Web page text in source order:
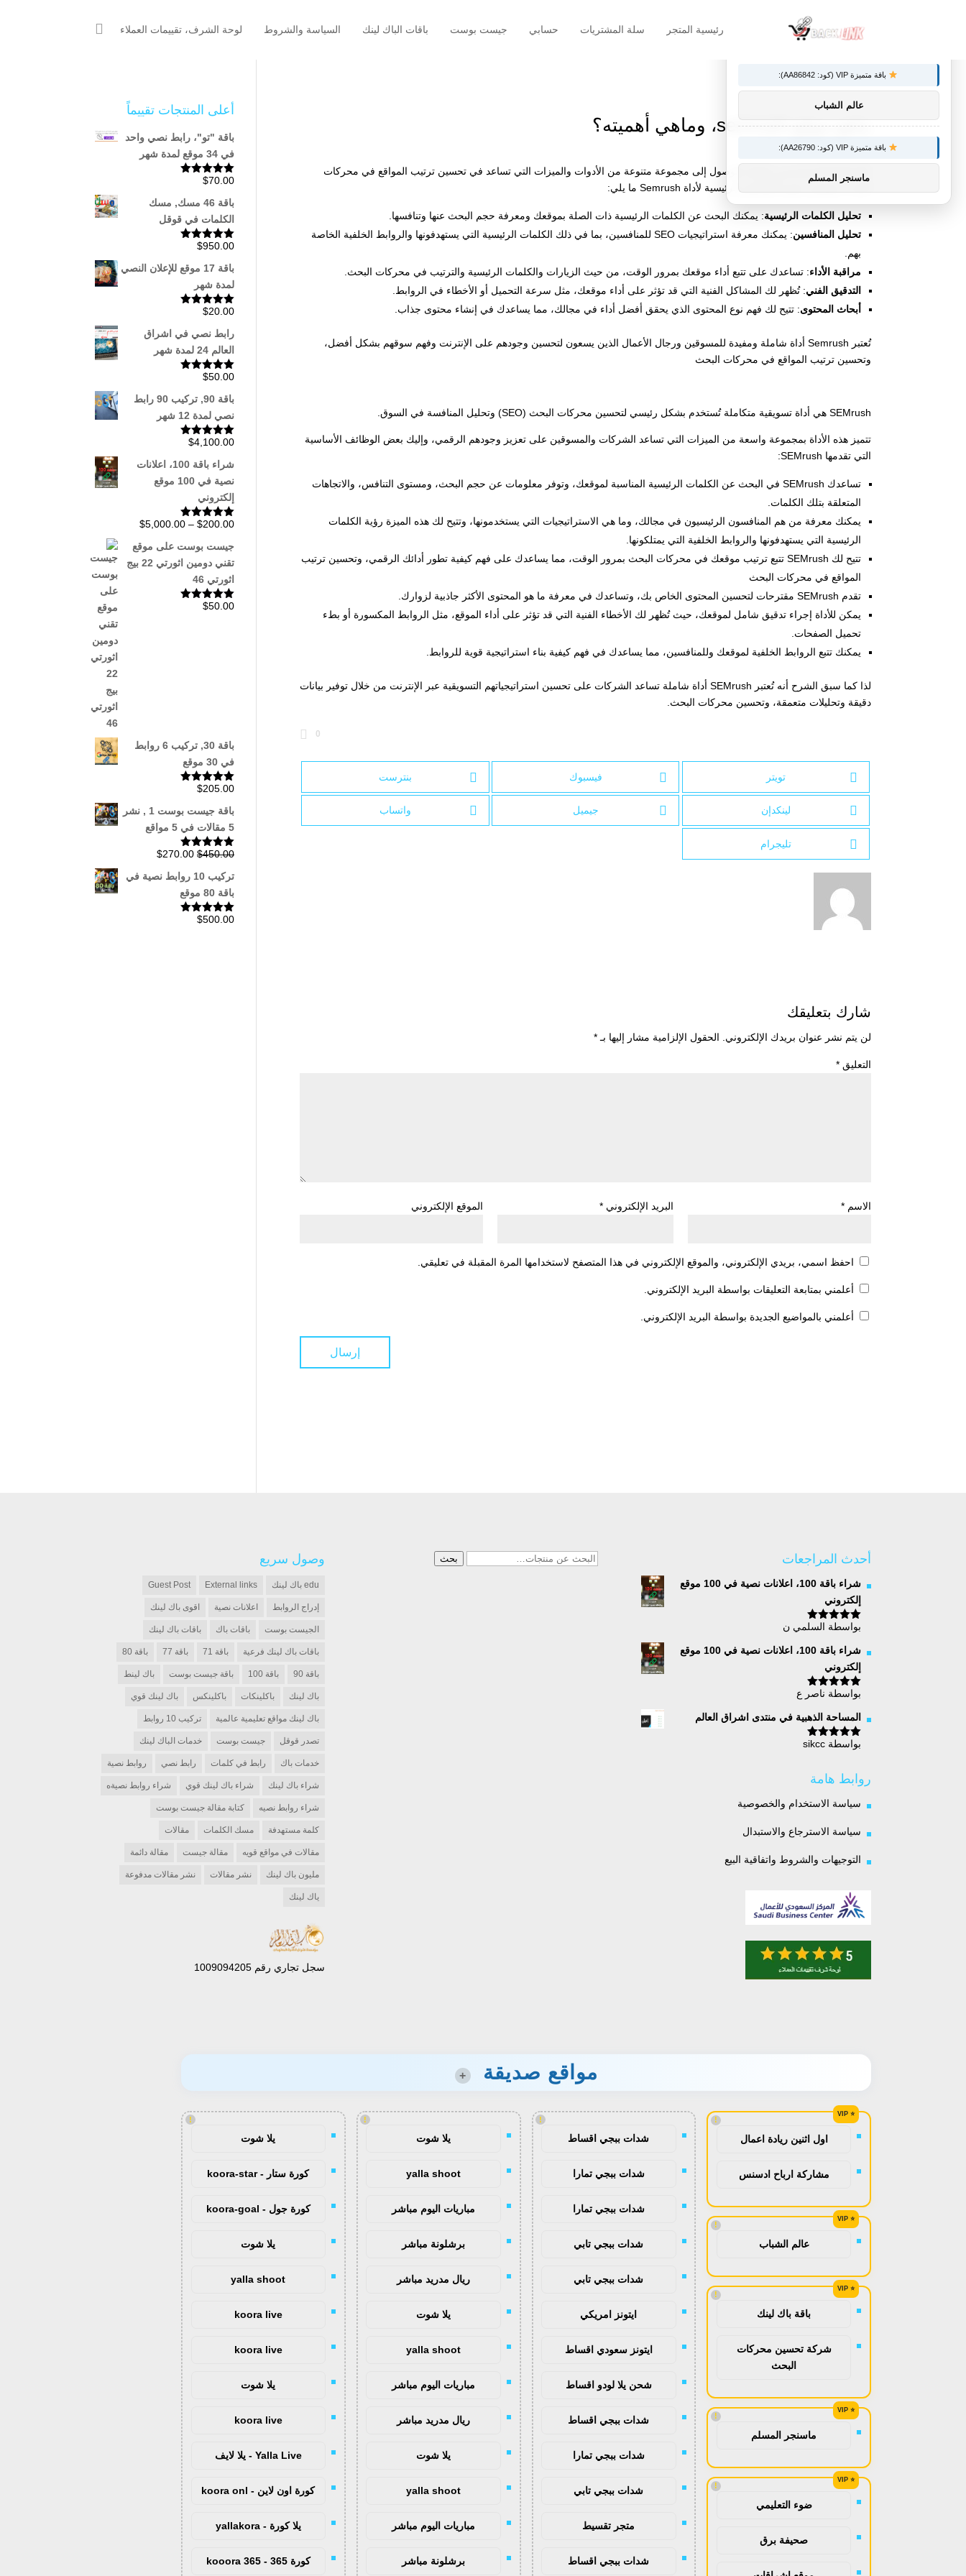
رئيسية المتجر سلة المشتريات حسابي جيست بوست باقات الباك لينك السياسة والشروط لوحة الشرف، تقييمات العملاء
ماهو موقع semrush، وماهي أهميته؟
Semrush للمستخدمين إمكانية الوصول إلى مجموعة متنوعة من الأدوات والميزات التي تساعد في تحسين ترتيب المواقع في محركات
البحث، وتتضمن بعض الخصائص الرئيسية لأداة Semrush ما يلي:
تحليل الكلمات الرئيسية: يمكنك البحث عن الكلمات الرئيسية ذات الصلة بموقعك ومعرفة حجم البحث عنها وتنافسها.
تحليل المنافسين
: يمكنك معرفة استراتيجيات SEO للمنافسين، بما في ذلك الكلمات الرئيسية التي يستهدفونها والروابط الخلفية الخاصة
بهم.
مراقبة الأداء: تساعدك على تتبع أداء موقعك بمرور الوقت، من حيث الزيارات والكلمات الرئيسية والترتيب في محركات البحث.
التدقيق الفني: تُظهر لك المشاكل الفنية التي قد تؤثر على أداء موقعك، مثل سرعة التحميل أو الأخطاء في الروابط.
أبحاث المحتوى: تتيح لك فهم نوع المحتوى الذي يحقق أفضل أداء في مجالك، مما يساعدك في إنشاء محتوى جذاب.
تُعتبر Semrush أداة شاملة ومفيدة للمسوقين ورجال الأعمال الذين يسعون لتحسين وجودهم على الإنترنت وفهم سوقهم بشكل أفضل،
وتحسين ترتيب المواقع في محركات البحث
SEMrush هي أداة تسويقية متكاملة تُستخدم بشكل رئيسي لتحسين محركات البحث (SEO) وتحليل المنافسة في السوق.
تتميز هذه الأداة بمجموعة واسعة من الميزات التي تساعد الشركات والمسوقين على تعزيز وجودهم الرقمي، وإليك بعض الوظائف الأساسية
التي تقدمها SEMrush:
تساعدك SEMrush في البحث عن الكلمات الرئيسية المناسبة لموقعك، وتوفر معلومات عن حجم البحث، ومستوى التنافس، والاتجاهات
المتعلقة بتلك الكلمات.
يمكنك معرفة من هم المنافسون الرئيسيون في مجالك، وما هي الاستراتيجيات التي يستخدمونها، وتتيح لك هذه الميزة رؤية الكلمات
الرئيسية التي يستهدفونها والروابط الخلفية التي يمتلكونها.
تتيح لك SEMrush تتبع ترتيب موقعك في محركات البحث بمرور الوقت، مما يساعدك على فهم كيفية تطور أدائك الرقمي، وتحسين ترتيب
المواقع في محركات البحث
تقدم SEMrush مقترحات لتحسين المحتوى الخاص بك، وتساعدك في معرفة ما هو المحتوى الأكثر جاذبية لزوارك.
يمكن للأداة إجراء تدقيق شامل لموقعك، حيث تُظهر لك الأخطاء الفنية التي قد تؤثر على أداء الموقع، مثل الروابط المكسورة أو بطء
تحميل الصفحات.
يمكنك تتبع الروابط الخلفية لموقعك وللمنافسين، مما يساعدك في فهم كيفية بناء استراتيجية قوية للروابط.
لذا كما سبق الشرح أنه تُعتبر SEMrush أداة شاملة تساعد الشركات على تحسين استراتيجياتهم التسويقية عبر الإنترنت من خلال توفير بيانات
دقيقة وتحليلات متعمقة، وتحسين محركات البحث.
0
تويتر فيسبوك بنترست
لينكدإن جيميل واتساب
تليجرام
شارك بتعليقك
لن يتم نشر عنوان بريدك الإلكتروني. الحقول الإلزامية مشار إليها بـ *
التعليق *
الاسم * البريد الإلكتروني * الموقع الإلكتروني
احفظ اسمي، بريدي الإلكتروني، والموقع الإلكتروني في هذا المتصفح لاستخدامها المرة المقبلة في تعليقي.
أعلمني بمتابعة التعليقات بواسطة البريد الإلكتروني.
أعلمني بالمواضيع الجديدة بواسطة البريد الإلكتروني.
أعلى المنتجات تقييماً
باقة "تو"، رابط نصي واحد
في 34 موقع لمدة شهر
تم التقييم
$70.00
باقة 46 مسك, مسك
الكلمات في قوقل
تم التقييم
$950.00
باقة 17 موقع للإعلان النصي
لمدة شهر
تم التقييم
$20.00
رابط نصي في اشراق
العالم 24 لمدة شهر
تم التقييم
$50.00
باقة 90, تركيب 90 رابط
نصي لمدة 12 شهر
تم التقييم$4,100.00
شراء باقة 100، اعلانات
نصية في 100 موقع
إلكتروني
تم التقييم
$200.00
–
$5,000.00 نطاق
السعر:
من
جيست بوست على موقع
تقني دومين اثورتي 22 بيج
اثورتي 46
تم التقييم
$50.00
باقة 30, تركيب 6 روابط
في 30 موقع
تم التقييم
$205.00
باقة جيست بوست 1 , نشر
5 مقالات في 5 مواقع
تم التقييم
$450.00
السعر
الأصلي
هو:
$450.00.
$270.00 السعر
تركيب 10 روابط نصية في
باقة 80 موقع
تم التقييم
$500.00
أحدث المراجعات
شراء باقة 100، اعلانات نصية في 100 موقع
إلكتروني
تم التقييم5
بواسطة السلمي ن
شراء باقة 100، اعلانات نصية في 100 موقع
إلكتروني
تم التقييم5
بواسطة ناصر ع
المساحة الذهبية في منتدى اشراق العالم
تم التقييم5
بواسطة sikcc
روابط هامة
سياسة الاستخدام والخصوصية
سياسة الاسترجاع والاستبدال
التوجيهات والشروط واتفاقية البيع
البحث
بحث وصول سريع
edu باك لينك External links
Guest Post
إدراج الروابط اعلانات نصية اقوى باك لينك
الجيست بوست باقات باك باقات باك لينك
باقات باك لينك فرعية باقة 71 باقة 77 باقة 80
باقة 90 باقة 100 باقة جيست بوست باك لينط
باك لينك باكلينكات باكلينكس باك لينك قوي
باك لينك مواقع تعليمية عالمية تركيب 10 روابط
تصدر قوقل جيست بوست خدمات الباك لينك
خدمات باك رابط في كلمات رابط نصي روابط نصية
شراء باك لينك شراء باك لينك قوي شراء روابط نصيةه
شراء روابط نصيه كتابة مقالة جيست بوست
كلمة مستهدفة مسك الكلمات مقالات
مقالات في مواقع قويه مقالة جيست مقالة دائمة
مليون باك لينك نشر مقالات نشر مقالات مدفوعة
ياك لينك
سجل تجاري رقم 1009094205
مواقع صديقة +
!
اول اثنين ريادة اعمال
مشاركة ارباح ادسنس
!
عالم الشباب
!
باقة باك لينك
شركة تحسين محركات
البحث
!
ماسنجر المسلم
!
ضوء التعليمي
صحيفة برق
!
شدات ببجي اقساط
شدات ببجي تمارا
شدات ببجي تمارا
شدات ببجي تابي
شدات ببجي تابي
ايتونز امريكي
ايتونز سعودي اقساط
شحن يلا لودو اقساط
شدات ببجي اقساط
شدات ببجي تمارا
شدات ببجي تابي
متجر تقسيط
شدات ببجي اقساط
!
يلا شوت
yalla shoot
مباريات اليوم مباشر
برشلونة مباشر
ريال مدريد مباشر
يلا شوت
yalla shoot
مباريات اليوم مباشر
ريال مدريد مباشر
يلا شوت
yalla shoot
مباريات اليوم مباشر
برشلونة مباشر
!
يلا شوت
كورة ستار - koora-star
كورة جول - koora-goal
يلا شوت
yalla shoot
koora live
koora live
يلا شوت
koora live
Yalla Live - يلا لايف
كورة اون لاين - koora onl
يلا كورة - yallakora
كورة 365 - kooora 365
باقة متميزة VIP (كود: AA86842):
عالم الشباب
باقة متميزة VIP (كود: AA26790):
ماسنجر المسلم